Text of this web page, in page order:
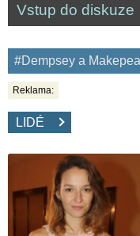
Vstup do diskuze
#Dempsey a
Reklama:
LIDÉ